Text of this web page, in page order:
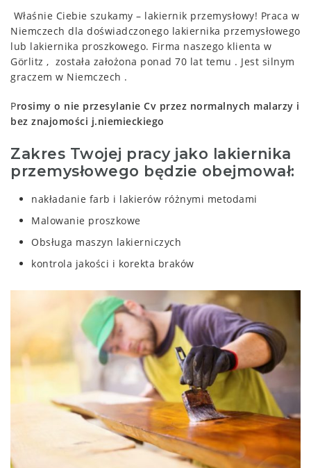
Właśnie Ciebie szukamy – lakiernik przemysłowy! Praca w
Niemczech dla doświadczonego lakiernika przemysłowego
lub lakiernika proszkowego. Firma naszego klienta w
Görlitz , została założona ponad 70 lat temu . Jest silnym
graczem w Niemczech .
Prosimy o nie przesylanie Cv przez normalnych malarzy i
bez znajomości j.niemieckiego
Zakres Twojej pracy jako lakiernika
przemysłowego będzie obejmował:
nakładanie farb i lakierów różnymi metodami
Malowanie proszkowe
Obsługa maszyn lakierniczych
kontrola jakości i korekta braków